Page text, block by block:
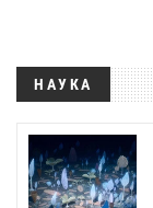
НАУКА